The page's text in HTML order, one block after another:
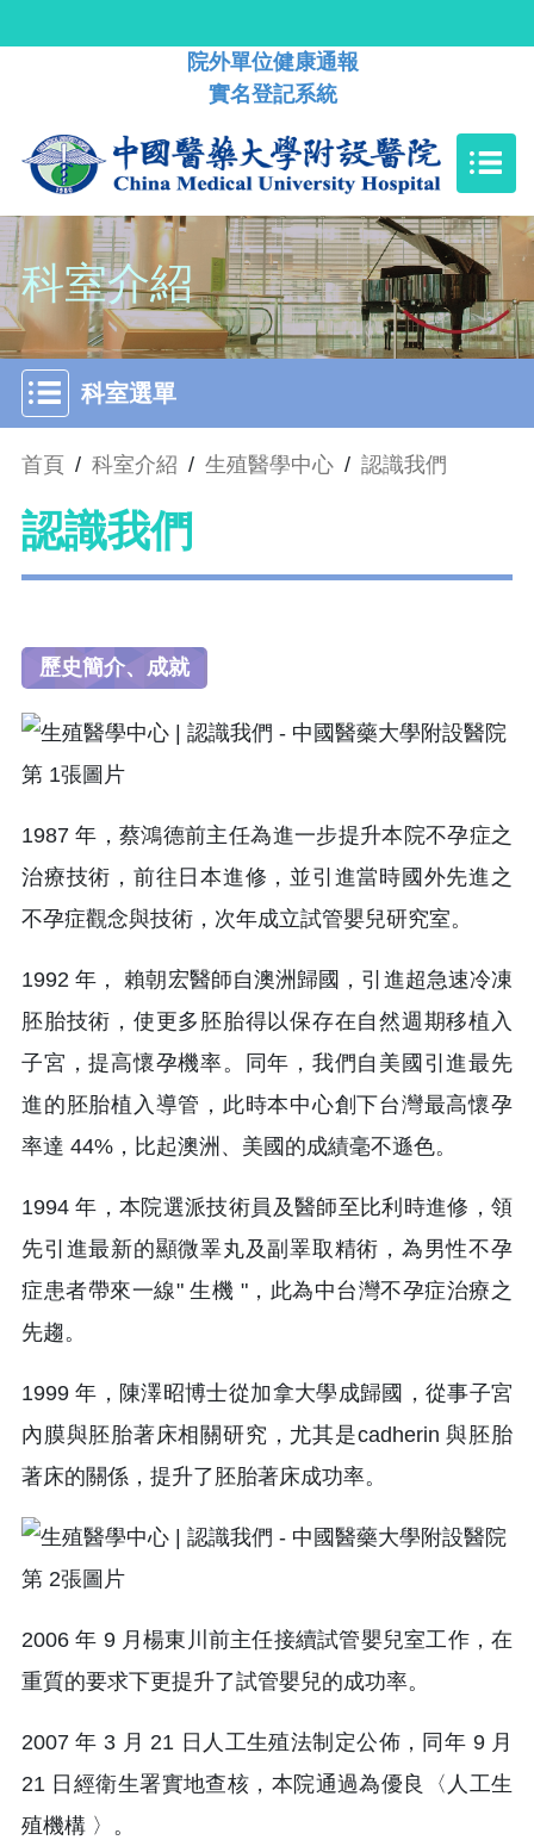
院外單位健康通報
實名登記系統
科室介紹
科室選單
首頁 / 科室介紹 / 生殖醫學中心 / 認識我們
認識我們
歷史簡介、成就
1987 年，蔡鴻德前主任為進一步提升本院不孕症之
治療技術，前往日本進修，並引進當時國外先進之
不孕症觀念與技術，次年成立試管嬰兒研究室。
1992 年， 賴朝宏醫師自澳洲歸國，引進超急速冷凍
胚胎技術，使更多胚胎得以保存在自然週期移植入
子宮，提高懷孕機率。同年，我們自美國引進最先
進的胚胎植入導管，此時本中心創下台灣最高懷孕
率達 44%，比起澳洲、美國的成績毫不遜色。
1994 年，本院選派技術員及醫師至比利時進修，領
先引進最新的顯微睪丸及副睪取精術，為男性不孕
症患者帶來一線" 生機 "，此為中台灣不孕症治療之
先趨。
1999 年，陳澤昭博士從加拿大學成歸國，從事子宮
內膜與胚胎著床相關研究，尤其是cadherin 與胚胎
著床的關係，提升了胚胎著床成功率。
2006 年 9 月楊東川前主任接續試管嬰兒室工作，在
重質的要求下更提升了試管嬰兒的成功率。
2007 年 3 月 21 日人工生殖法制定公佈，同年 9 月
21 日經衛生署實地查核，本院通過為優良〈人工生
殖機構 〉。